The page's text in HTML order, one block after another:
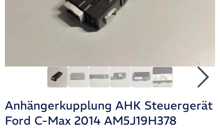
Anhängerkupplung AHK Steuergerät
Ford C-Max 2014 AM5J19H378